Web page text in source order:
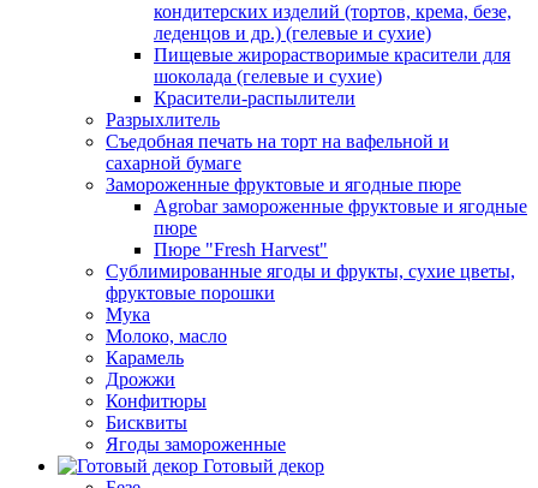
кондитерских изделий (тортов, крема, безе,
леденцов и др.) (гелевые и сухие)
Пищевые жирорастворимые красители для
шоколада (гелевые и сухие)
Красители-распылители
Разрыхлитель
Съедобная печать на торт на вафельной и
сахарной бумаге
Замороженные фруктовые и ягодные пюре
Agrobar замороженные фруктовые и ягодные
пюре
Пюре "Fresh Harvest"
Сублимированные ягоды и фрукты, сухие цветы,
фруктовые порошки
Мука
Молоко, масло
Карамель
Дрожжи
Конфитюры
Бисквиты
Ягоды замороженные
Готовый декор